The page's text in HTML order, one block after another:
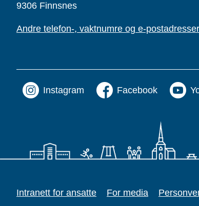
9306 Finnsnes
Andre telefon-, vaktnumre og e-postadresser
Instagram Facebook
Intranett for ansatte For media